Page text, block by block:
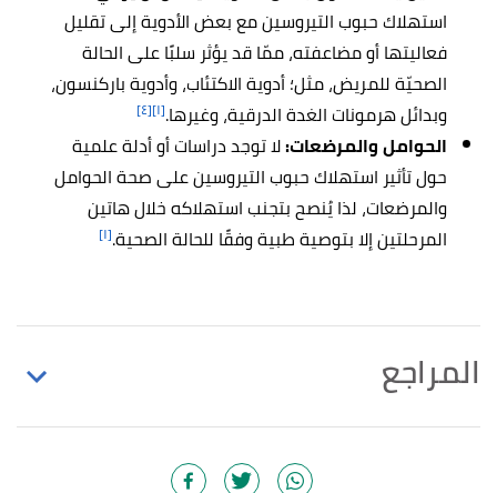
استهلاك حبوب التيروسين مع بعض الأدوية إلى تقليل
فعاليتها أو مضاعفته، ممّا قد يؤثر سلبًا على الحالة
الصحيّة للمريض، مثل؛ أدوية الاكتئاب، وأدوية باركنسون،
وبدائل هرمونات الغدة الدرقية، وغيرها.[١] [٤]
الحوامل والمرضعات:لا توجد دراسات أو أدلة علمية
حول تأثير استهلاك حبوب التيروسين على صحة الحوامل
والمرضعات، لذا يُنصح بتجنب استهلاكه خلال هاتين
المرحلتين إلا بتوصية طبية وفقًا للحالة الصحية.[١]
المراجع
Health Benefits of Tyrosine" ,verywellfit